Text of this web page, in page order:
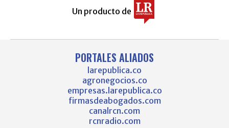
Un producto de
PORTALES ALIADOS
larepublica.co
agronegocios.co
empresas.larepublica.co
firmasdeabogados.com
canalrcn.com
rcnradio.com